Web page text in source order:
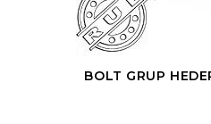
BOLT GRUP